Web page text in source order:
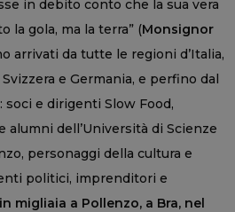
in debito conto che la sua vera
la gola, ma la terra” (Monsignor
arrivati da tutte le regioni d’Italia,
e Germania, e perfino dal
soci e dirigenti Slow Food,
dell’Università di Scienze
personaggi della cultura e
politici, imprenditori e
migliaia a Pollenzo, a Bra, nel